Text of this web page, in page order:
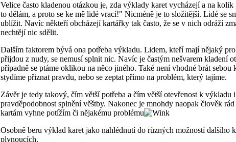
Velice často kladenou otázkou je, zda výklady karet vycházejí a na
to dělám, a proto se ke mě lidé vrací!" Nicméně je to složitější. Lidé se
ublížit. Navíc někteří obcházejí kartářky tak často, že se v nich odráží
nechtějí nic sdělit.
Dalším faktorem bývá ona potřeba výkladu. Lidem, kteří mají nějaký
přijdou z nudy, se nemusí splnit nic. Navíc je častým nešvarem kladení
případně se ptáme oklikou na něco jiného. Také není vhodné brát
stydíme přiznat pravdu, nebo se zeptat přímo na problém, který tajíme.
Závěr je tedy takový, čím větší potřeba a čím větší otevřenost k výkladu
pravděpodobnost splnění věštby. Nakonec je mnohdy naopak člověk
kartám vyhne potížím či nějakému problému
Osobně beru výklad karet jako nahlédnutí do různých možností dalšího
plynoucích.